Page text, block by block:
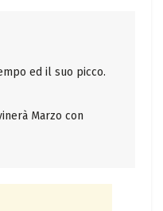
ed il suo picco.
Marzo con